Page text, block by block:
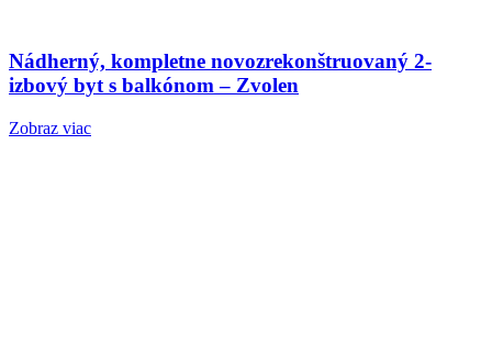
Nádherný, kompletne novozrekonštruovaný 2-
izbový byt s balkónom – Zvolen
Zobraz viac